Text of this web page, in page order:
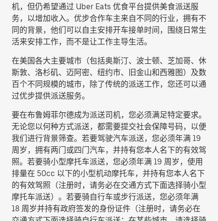
机，但仍希望通过 Uber Eats 优食平台提供美食派送服
务，以增加收入。优步合作车主来自不同的行业，拥有不
同的背景，他们可以自主安排开车接单时间，围绕日常生
活来安排工作，而不是让工作主导生活。
在美国各大主要城市（包括奥斯汀、波士顿、芝加哥、休
斯敦、洛杉矶、迈阿密、纽约市、旧金山和西雅图）及数
百个不同规模的城市，除了传统的派送工作，您还可以通
过优步提供派送服务。
要在布鲁姆菲尔德成为派送司机，您必须满足特定要求。
无论您以何种方式派送，都需要提交社会保障号码，以便
我们进行背景筛查。若要驾驶汽车派送，您必须年满 19
周岁，拥有两门或四门汽车，并持有您本人名下的有效驾
照。若要骑小型摩托车派送，您必须年满 19 周岁，使用
排量在 50cc 以下的小型机动摩托车，并持有您本人名下
的有效驾照（注册时，请务必在交通方式下面选择骑小型
摩托车派送）。若要骑自行车或步行派送，您必须年满
18 周岁并持有政府签发的身份证件（注册时，请务必在